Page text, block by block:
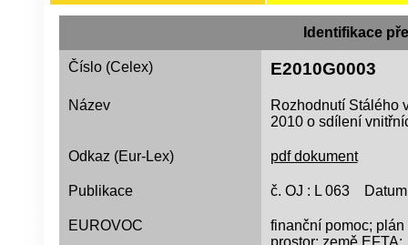
Identifikace
Číslo (Celex) E2010G0003
Název
Rozhodnutí Stálého
2010 o sdílení
Odkaz (Eur-Lex) pdf dokument
Publikace č. OJ : L 063
EUROVOC
finanční pomoc;
prostor; země EFTA;